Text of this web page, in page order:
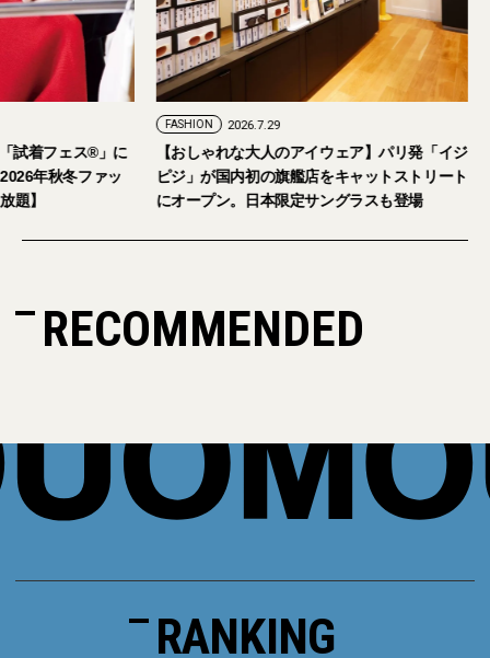
試着フェス®︎」に
年秋冬ファッ
題】
FASHION 2026.7.29
【おしゃれな大人のアイウェア】パリ発「イジ
ピジ」が国内初の旗艦店をキャットストリート
にオープン。日本限定サングラスも登場
RECOMMENDED
RANKING